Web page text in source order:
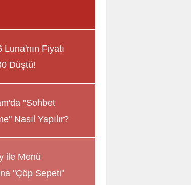
Luna'nın Fiyatı
Düştü!
"Sohbet
Nasıl Yapılır?
ile Menü
"Çöp Sepeti"